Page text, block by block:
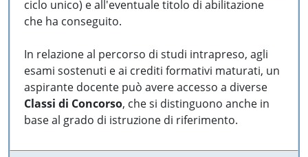
ciclo unico) e all'eventuale titolo di abilitazione
che ha conseguito.
In relazione al percorso di studi intrapreso, agli
esami sostenuti e ai crediti formativi maturati, un
aspirante docente può avere accesso a diverse
Classi di Concorso, che si distinguono anche in
base al grado di istruzione di riferimento.